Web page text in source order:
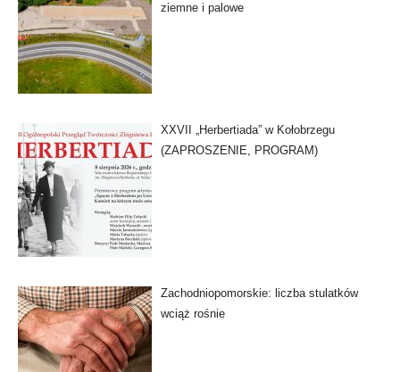
ziemne i palowe
XXVII „Herbertiada” w Kołobrzegu
(ZAPROSZENIE, PROGRAM)
Zachodniopomorskie: liczba stulatków
wciąż rośnie